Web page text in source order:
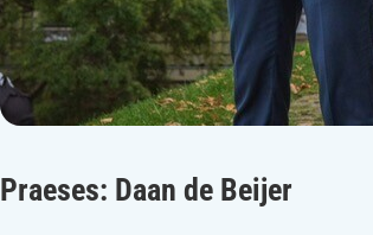
Praeses: Daan de Beijer